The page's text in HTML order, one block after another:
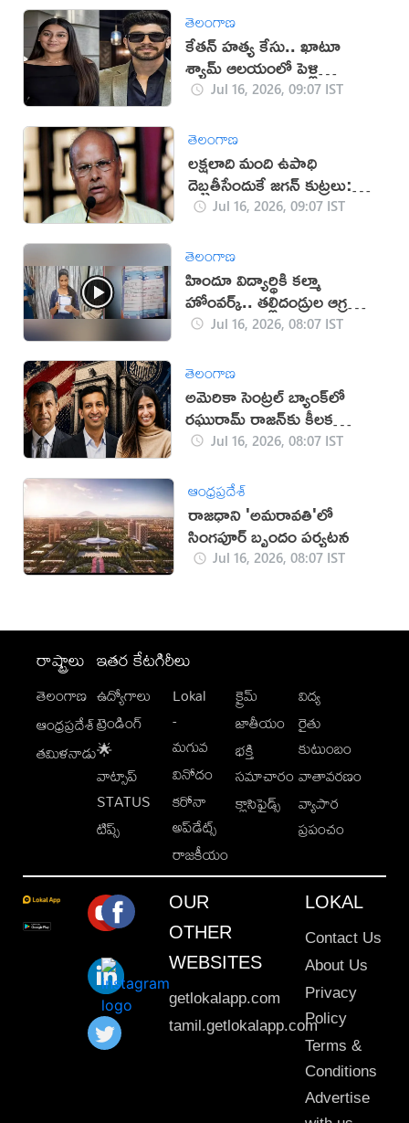
తెలంగాణ
కేతన్ హత్య కేసు.. ఖాటూ
శ్యామ్ ఆలయంలో పెళ్లి
చేసుకున్న సియా, చేతన్‌!
Jul 16, 2026, 09:07 IST
తెలంగాణ
లక్షలాది మంది ఉపాధి
దెబ్బతీసేందుకే జగన్ కుట్రలు:
యనమల
Jul 16, 2026, 09:07 IST
తెలంగాణ
హిందూ విద్యార్థికి కల్మా
హోంవర్క్.. తల్లిదండ్రుల ఆగ్రహం
(వీడియో)
Jul 16, 2026, 08:07 IST
తెలంగాణ
అమెరికా సెంట్రల్ బ్యాంక్‌లో
రఘురామ్ రాజన్‌కు కీలక
బాధ్యతలు
Jul 16, 2026, 08:07 IST
ఆంధ్రప్రదేశ్
రాజధాని 'అమరావతి'లో
సింగపూర్ బృందం పర్యటన
Jul 16, 2026, 08:07 IST
రాష్ట్రాలు
తెలంగాణ
ఆంధ్రప్రదేశ్
తమిళనాడు
ఇతర కేటగిరీలు
ఉద్యోగాలు
ట్రెండింగ్
🌟
వాట్సాప్
STATUS
టిప్స్
Lokal
-
మగువ
వినోదం
కరోనా
అప్‌డేట్స్
రాజకీయం
క్రైమ్
జాతీయం
భక్తి
సమాచారం
క్లాసిఫైడ్స్
విద్య
రైతు
కుటుంబం
వాతావరణం
వ్యాపార
ప్రపంచం
OUR
OTHER
WEBSITES
getlokalapp.com
tamil.getlokalapp.com
LOKAL
Contact Us
About Us
Privacy
Policy
Terms &
Conditions
Advertise